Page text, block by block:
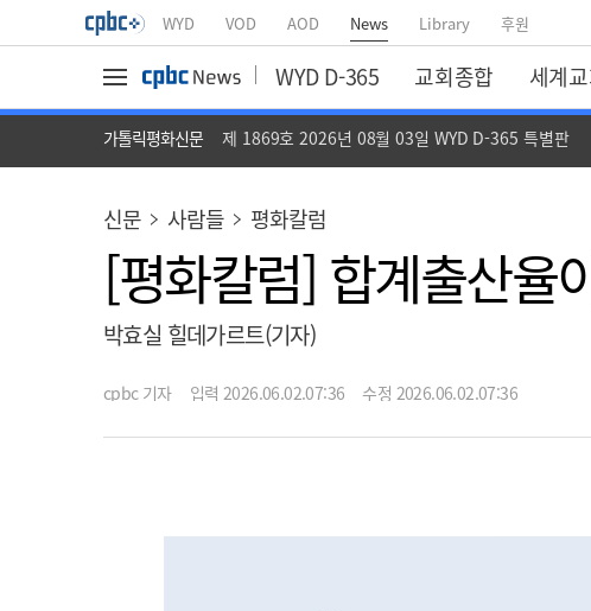
WYD VOD AOD News Library 후원
WYD D-365 교회종합 세계
가톨릭평화신문 제 1869호 2026년 08월 03일 WYD D-365 특별판
신문 사람들 평화칼럼
[평화칼럼] 합계출산율
박효실 힐데가르트(기자)
cpbc 기자 입력 2026.06.02.07:36 수정 2026.06.02.07:36